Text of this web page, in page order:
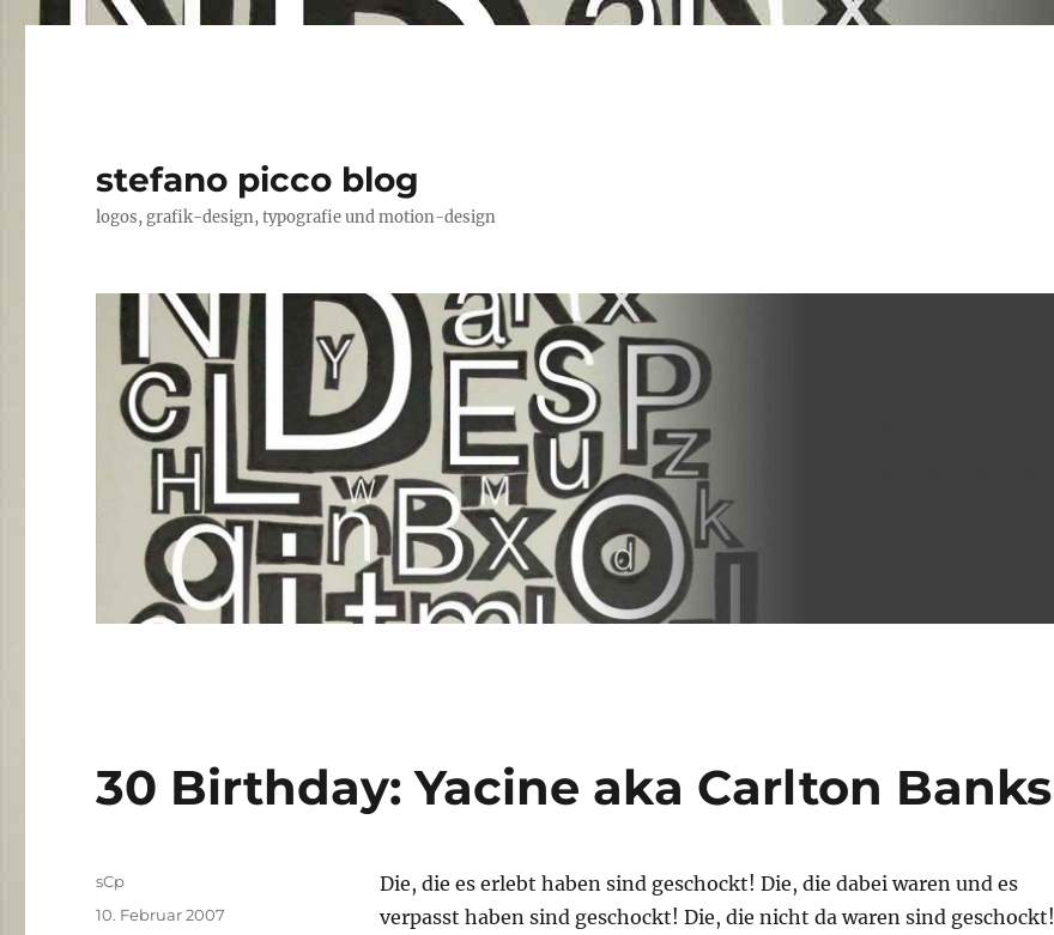
stefano picco blog
logos, grafik-design, typografie und motion-design
30 Birthday: Yacine aka Carlton Banks
Die, die es erlebt haben sind geschockt! Die, die dabei waren und es
verpasst haben sind geschockt! Die, die nicht da waren sind geschockt!
Autor
sCp
Veröffentlicht
10. Februar 2007